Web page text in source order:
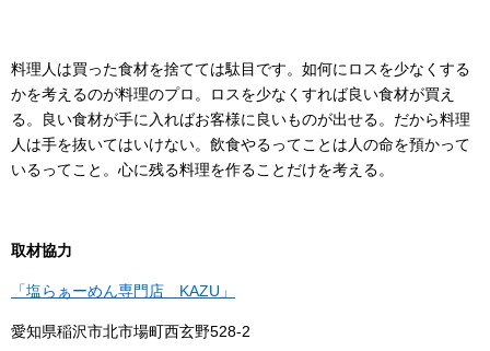
料理人は買った食材を捨てては駄目です。如何にロスを少なくする
かを考えるのが料理のプロ。ロスを少なくすれば良い食材が買え
る。良い食材が手に入ればお客様に良いものが出せる。だから料理
人は手を抜いてはいけない。飲食やるってことは人の命を預かって
いるってこと。心に残る料理を作ることだけを考える。
取材協力
「塩らぁーめん専門店 KAZU」
愛知県稲沢市北市場町西玄野528-2